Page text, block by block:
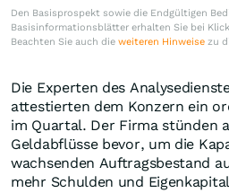
Den Basisprospekt sowie die Endgültigen
Basisinformationsblätter erhalten Sie bei
Beachten Sie auch die weiteren Hinweise zu
Die Experten des
attestierten dem Konzern ein
im Quartal. Der Firma stünden
Geldabflüsse bevor, um die
wachsenden Auftragsbestand
mehr Schulden und